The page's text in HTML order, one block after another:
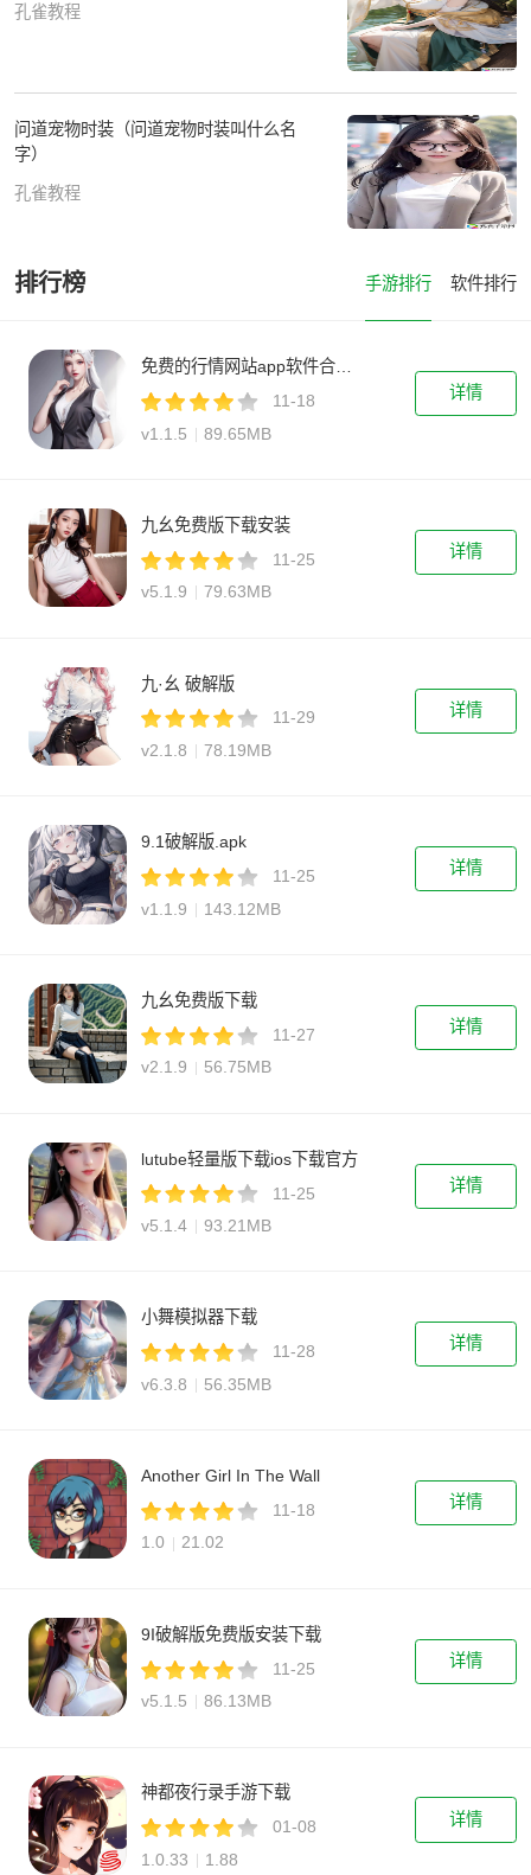
孔雀教程
问道宠物时装（问道宠物时装叫什么名
字）
孔雀教程
排行榜 手游排行 软件排行
免费的行情网站app软件合集下载
11-18
v1.1.5
89.65MB
详情
九幺免费版下载安装
11-25
v5.1.9
79.63MB
详情
九·幺 破解版
11-29
v2.1.8
78.19MB
详情
9.1破解版.apk
11-25
v1.1.9
143.12MB
详情
九幺免费版下载
11-27
v2.1.9
56.75MB
详情
lutube轻量版下载ios下载官方
11-25
v5.1.4
93.21MB
详情
小舞模拟器下载
11-28
v6.3.8
56.35MB
详情
Another Girl In The Wall
11-18
1.0
21.02
详情
9I破解版免费版安装下载
11-25
v5.1.5
86.13MB
详情
神都夜行录手游下载
01-08
1.0.33
1.88
详情